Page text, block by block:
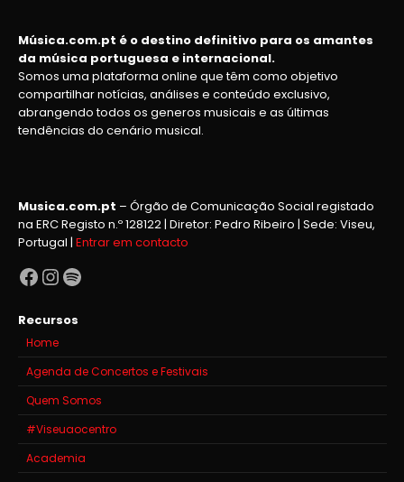
Música.com.pt é o destino definitivo para os amantes
da música portuguesa e internacional.
Somos uma plataforma online que têm como objetivo
compartilhar notícias, análises e conteúdo exclusivo,
abrangendo todos os generos musicais e as últimas
tendências do cenário musical.
Musica.com.pt – Órgão de Comunicação Social registado
na ERC Registo n.º 128122 | Diretor: Pedro Ribeiro | Sede: Viseu,
Portugal | Entrar em contacto
Facebook
Instagram
Spotify
Recursos
Home
Agenda de Concertos e Festivais
Quem Somos
#Viseuaocentro
Academia